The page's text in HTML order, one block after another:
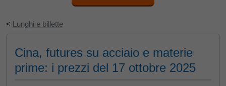
< Lunghi e billette
Cina, futures su acciaio e materie
prime: i prezzi del 17 ottobre 2025